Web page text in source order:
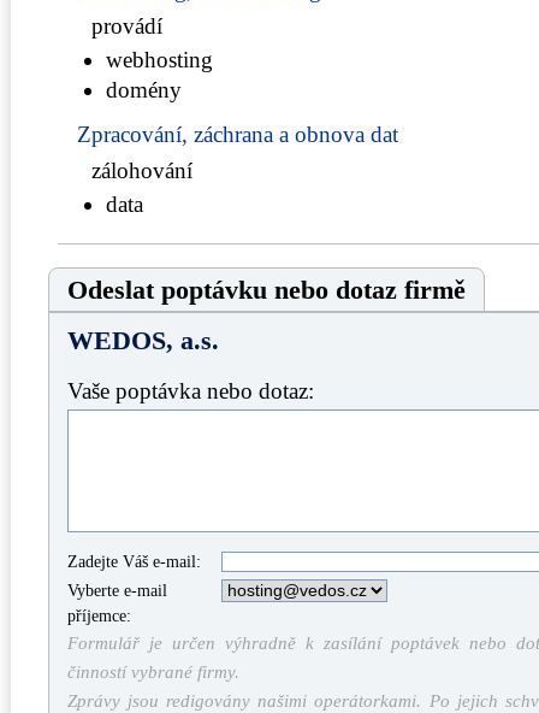
provádí
webhosting
domény
Zpracování, záchrana a obnova dat
zálohování
data
Odeslat poptávku nebo dotaz firmě
WEDOS, a.s.
Vaše poptávka nebo dotaz:
Zadejte Váš e-mail:
Vyberte e-mail
příjemce:
Formulář je určen výhradně k zasílání poptávek nebo
činností vybrané firmy.
Zprávy jsou redigovány našimi operátorkami. Po jejich